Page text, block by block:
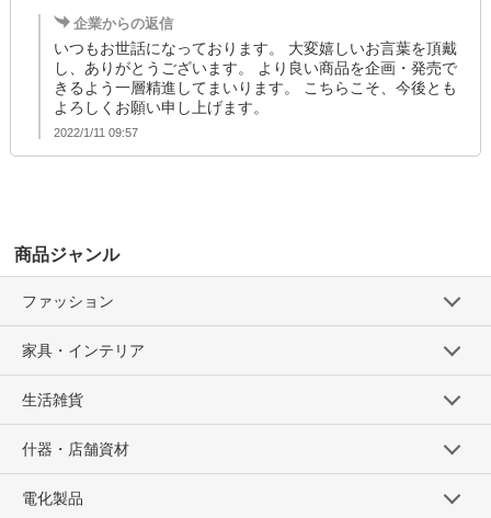
企業からの返信
いつもお世話になっております。 大変嬉しいお言葉を頂戴
し、ありがとうございます。 より良い商品を企画・発売で
きるよう一層精進してまいります。 こちらこそ、今後とも
よろしくお願い申し上げます。
2022/1/11 09:57
商品ジャンル
ファッション
家具・インテリア
生活雑貨
什器・店舗資材
電化製品